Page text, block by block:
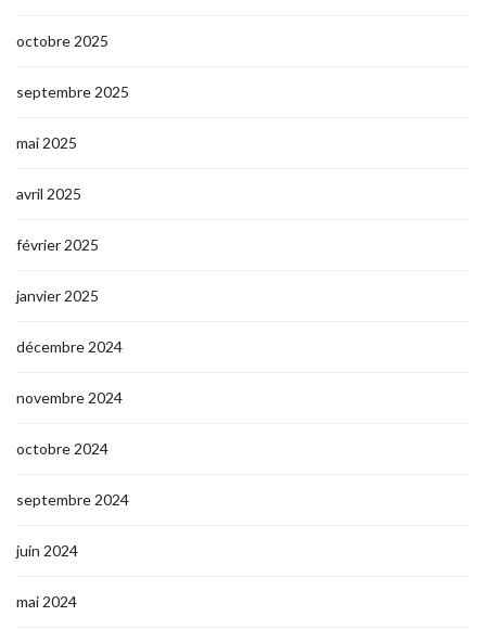
octobre 2025
septembre 2025
mai 2025
avril 2025
février 2025
janvier 2025
décembre 2024
novembre 2024
octobre 2024
septembre 2024
juin 2024
mai 2024